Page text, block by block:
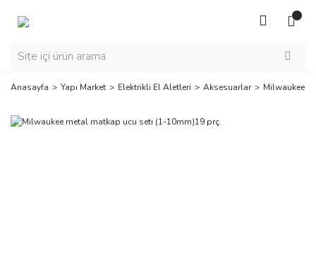
Anasayfa Yapı Market Elektrikli El Aletleri Aksesuarlar Milwaukee